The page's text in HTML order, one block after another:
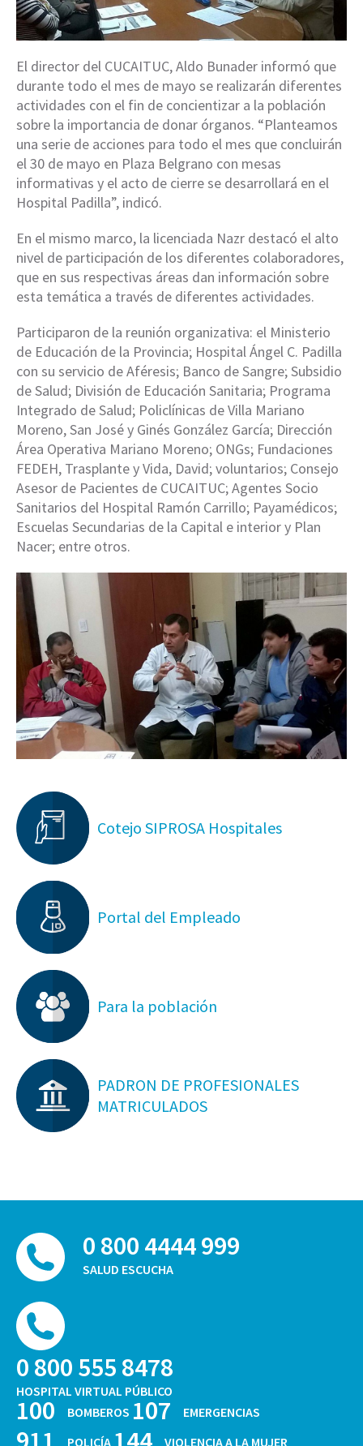
El director del CUCAITUC,Aldo Bunader informó que
durante todo el mes de mayo se realizarán diferentes
actividades con el fin de concientizar a la población
sobre la importancia de donar órganos. “Planteamos
una serie de acciones para todo el mes que concluirán
el 30 de mayo en Plaza Belgrano con mesas
informativas y el acto de cierre se desarrollará en el
Hospital Padilla”, indicó.
En el mismo marco, la licenciada Nazr destacó el alto
nivel de participación de los diferentes colaboradores,
que en sus respectivas áreas dan información sobre
esta temática a través de diferentes actividades.
Participaron de la reunión organizativa: el Ministerio
de Educación de la Provincia; Hospital Ángel C. Padilla
con su servicio de Aféresis; Banco de Sangre; Subsidio
de Salud; División de Educación Sanitaria; Programa
Integrado de Salud; Policlínicas de Villa Mariano
Moreno, San José y Ginés González García; Dirección
Área Operativa Mariano Moreno; ONGs; Fundaciones
FEDEH, Trasplante y Vida, David; voluntarios; Consejo
Asesor de Pacientes de CUCAITUC; Agentes Socio
Sanitarios del Hospital Ramón Carrillo; Payamédicos;
Escuelas Secundarias de la Capital e interior y Plan
Nacer; entre otros.
Cotejo SIPROSA Hospitales
Portal del Empleado
Para la población
PADRON DE PROFESIONALES
MATRICULADOS
0 800 4444 999
SALUD ESCUCHA
0 800 555 8478
HOSPITAL VIRTUAL PÚBLICO
100 BOMBEROS 107 EMERGENCIAS
POLICÍA VIOLENCIA A LA MUJER